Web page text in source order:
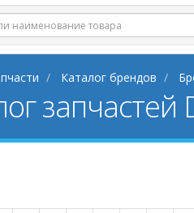
Каталог брендов
запчастей